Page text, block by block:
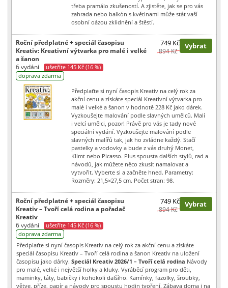
třeba pramálo zkušeností. A zjistěte, jak se pro vás
zahrada nebo balkón s květinami může stát vaší
osobní oázou zklidnění a štěstí.
Roční předplatné + speciál časopisu
Kreativ: Kreativní výtvarka pro malé i velké
a šanon
6 vydání
ušetříte 145 Kč (16 %)
doprava zdarma
749 Kč
894 Kč
Vybrat
Předplaťte si nyní časopis Kreativ na celý rok za
akční cenu a získáte speciál Kreativní výtvarka pro
malé i velké a šanon v hodnotě 228 Kč jako dárek.
Vyzkoušejte malování podle slavných umělců. Malí
i velcí umělci, pozor! Právě pro vás je tady nové
speciální vydání. Vyzkoušejte malování podle
slavných malířů tak, jak ho zvládne každý. Stačí
pastelky a vodovky a bude z vás druhý Monet,
Klimt nebo Picasso. Plus spousta dalších stylů, rad a
návodů, jak můžete něco zkusit namalovat a
vytvořit. Vyberte si a začněte hned. Parametry:
Rozměry: 21,5×27,5 cm. Počet stran: 98.
Roční předplatné + speciál časopisu
Kreativ – Tvoří celá rodina a pořadač
Kreativ
6 vydání
ušetříte 145 Kč (16 %)
doprava zdarma
749 Kč
894 Kč
Vybrat
Předplaťte si nyní časopis Kreativ na celý rok za akční cenu a získáte
speciál časopisu Kreativ – Tvoří celá rodina a šanon Kreativ na uložení
časopisu jako dárky. Speciál Kreativ 2026/1 – Tvoří celá rodina Návody
pro malé, velké i největší holky a kluky. Vyráběcí program pro děti,
maminky, táty, babičky i kohokoli dalšího. Kamínky, fazolky, šroubky,
větve, příze, papír a návody pro spoustu hodin tvoření. Zábava doma i na